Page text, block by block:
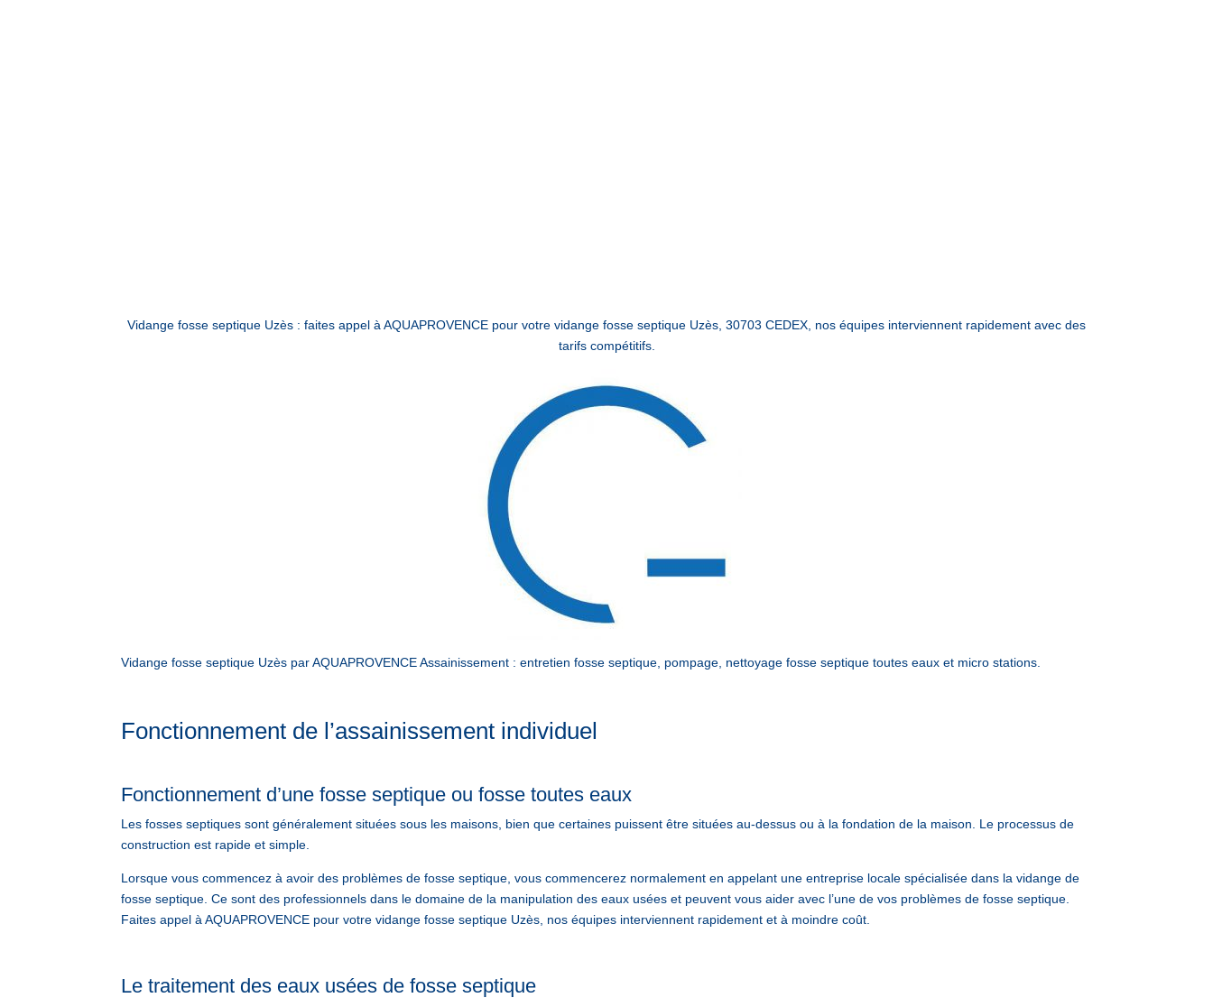
Vidange fosse septique Uzès : faites appel à AQUAPROVENCE pour votre vidange fosse septique Uzès, 30703 CEDEX, nos équipes interviennent rapidement avec des
tarifs compétitifs.
Vidange fosse septique Uzès par AQUAPROVENCE Assainissement : entretien fosse septique, pompage, nettoyage fosse septique toutes eaux et micro stations.
Fonctionnement de l’assainissement individuel
Fonctionnement d’une fosse septique ou fosse toutes eaux
Les fosses septiques sont généralement situées sous les maisons, bien que certaines puissent être situées au-dessus ou à la fondation de la maison. Le processus de
construction est rapide et simple.
Lorsque vous commencez à avoir des problèmes de fosse septique, vous commencerez normalement en appelant une entreprise locale spécialisée dans la vidange de
fosse septique. Ce sont des professionnels dans le domaine de la manipulation des eaux usées et peuvent vous aider avec l’une de vos problèmes de fosse septique.
Faites appel à AQUAPROVENCE pour votre vidange fosse septique Uzès, nos équipes interviennent rapidement et à moindre coût.
Le traitement des eaux usées de fosse septique